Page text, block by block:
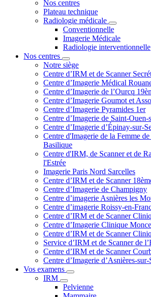
Nos centres
Plateau technique
Radiologie médicale
Conventionnelle
Imagerie Médicale
Radiologie interventionnelle
Nos centres
Notre siège
Centre d’IRM et de Scanner
Centre d’Imagerie Médical
Centre d’Imagerie de l’Ourcq
Centre d’Imagerie Goumot et
Centre d’Imagerie Pyramides 1er
Centre d’Imagerie de Saint-Ouen-
Centre d’Imagerie d’Épinay-sur-
Centre d'Imagerie de la Femme
Basilique
Centre d'IRM, de Scanner et de
l'Estrée
Imagerie Paris Nord Sarcelles
Centre d’IRM et de Scanner
Centre d’Imagerie de Champigny
Centre d’imagerie Asnières les
Centre d’imagerie Roissy-en-
Centre d’IRM et de Scanner
Centre d’Imagerie Clinique
Centre d’IRM et de Scanner
Service d’IRM et de Scanner de
Centre d’IRM et de Scanner
Centre d’Imagerie d’Asnières-sur-
Vos examens
IRM
Pelvienne